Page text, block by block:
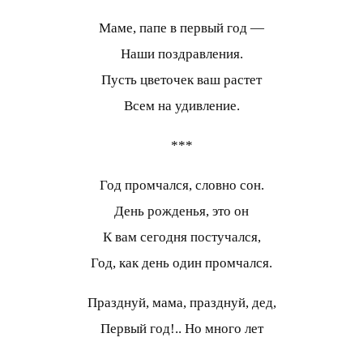
Маме, папе в первый год —
Наши поздравления.
Пусть цветочек ваш растет
Всем на удивление.
***
Год промчался, словно сон.
День рожденья, это он
К вам сегодня постучался,
Год, как день один промчался.
Празднуй, мама, празднуй, дед,
Первый год!.. Но много лет